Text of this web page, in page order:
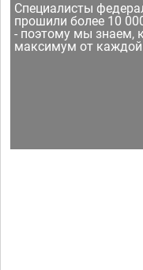
Специалисты
прошили более 10
- поэтому мы знаем,
максимум от